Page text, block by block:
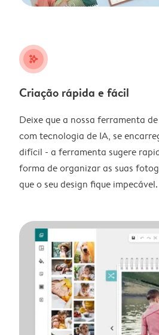
stars_plus
Criação rápida e fácil
Deixe que a nossa ferramenta
com tecnologia de IA, se
difícil - a ferramenta sugere
forma de organizar as suas
que o seu design fique impecável.